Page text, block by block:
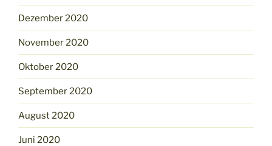
Dezember 2020
November 2020
Oktober 2020
September 2020
August 2020
Juni 2020